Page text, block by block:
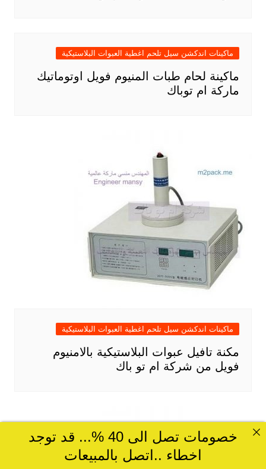
ماكينات اندكشن سيل تلحم اغطية العبوات البلاستيكية
ماكينة لحام طبات المنيوم فويل اوتوماتيك
ماركة ام توباك
ماكينات اندكشن سيل تلحم اغطية العبوات البلاستيكية
مكنة تافيل عبوات البلاستيكية بالامنيوم
فويل من شركة ام تو باك
خصومات تصل الى 40 %... قد توجد
اخطاء ..اتصل بالمبيعات